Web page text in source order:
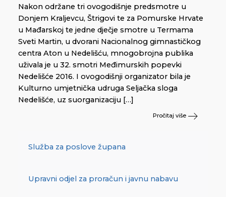
Nakon održane tri ovogodišnje predsmotre u
Donjem Kraljevcu, Štrigovi te za Pomurske Hrvate
u Mađarskoj te jedne dječje smotre u Termama
Sveti Martin, u dvorani Nacionalnog gimnastičkog
centra Aton u Nedelišću, mnogobrojna publika
uživala je u 32. smotri Međimurskih popevki
Nedelišće 2016. I ovogodišnji organizator bila je
Kulturno umjetnička udruga Seljačka sloga
Nedelišće, uz suorganizaciju […]
Pročitaj više
Služba za poslove župana
Upravni odjel za proračun i javnu nabavu